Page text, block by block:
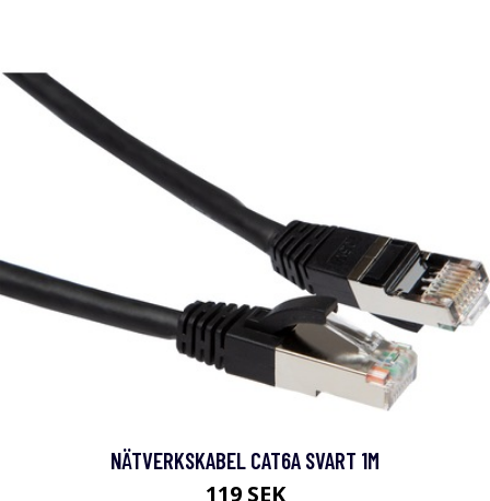
NÄTVERKSKABEL CAT6A SVART 1M
119 SEK